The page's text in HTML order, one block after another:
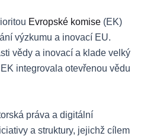
Evropské komise (EK)
výzkumu a inovací EU.
vědy a inovací a klade velký
integrovala otevřenou vědu
práva a digitální
a struktury, jejichž cílem